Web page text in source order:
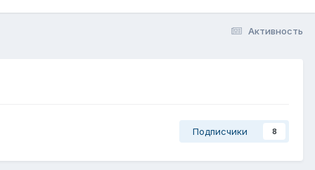
Активность
Подписчики 8